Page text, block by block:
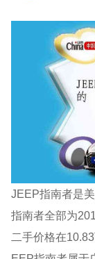
JEEP指南者是
指南者全部为
二手价格在